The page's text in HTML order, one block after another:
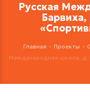
Русская
Главная - Проекты -
Международная школа, д.